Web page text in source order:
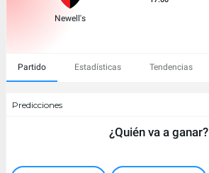
Newell's
Partido Estadísticas Tendencias
Predicciones
¿Quién va a ganar?